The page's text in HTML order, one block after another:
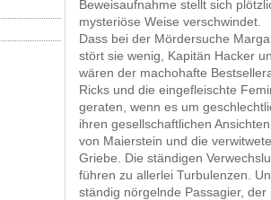
Beweisaufnahme stellt sich
mysteriöse Weise verschwindet.
Dass bei der Mördersuche
stört sie wenig, Kapitän Hacker
wären der machohafte
Ricks und die eingefleischte
geraten, wenn es um
ihren gesellschaftlichen
von Maierstein und die
Griebe. Die ständigen
führen zu allerlei Turbulenzen.
ständig nörgelnde Passagier,